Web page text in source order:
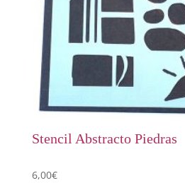
Stencil Abstracto Piedras
6,00€